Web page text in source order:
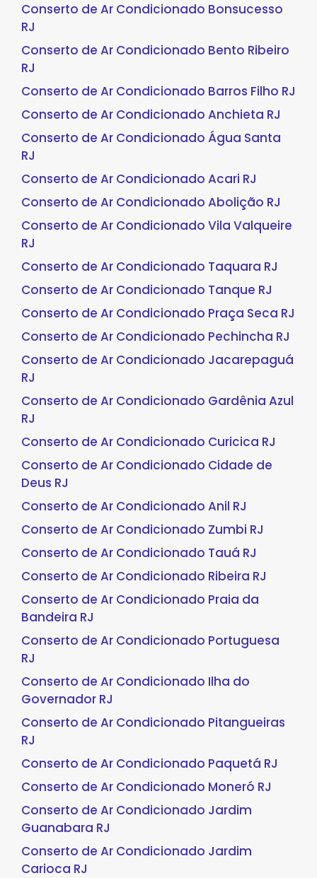
Conserto de Ar Condicionado Bonsucesso
RJ
Conserto de Ar Condicionado Bento Ribeiro
RJ
Conserto de Ar Condicionado Barros Filho RJ
Conserto de Ar Condicionado Anchieta RJ
Conserto de Ar Condicionado Água Santa
RJ
Conserto de Ar Condicionado Acari RJ
Conserto de Ar Condicionado Abolição RJ
Conserto de Ar Condicionado Vila Valqueire
RJ
Conserto de Ar Condicionado Taquara RJ
Conserto de Ar Condicionado Tanque RJ
Conserto de Ar Condicionado Praça Seca RJ
Conserto de Ar Condicionado Pechincha RJ
Conserto de Ar Condicionado Jacarepaguá
RJ
Conserto de Ar Condicionado Gardênia Azul
RJ
Conserto de Ar Condicionado Curicica RJ
Conserto de Ar Condicionado Cidade de
Deus RJ
Conserto de Ar Condicionado Anil RJ
Conserto de Ar Condicionado Zumbi RJ
Conserto de Ar Condicionado Tauá RJ
Conserto de Ar Condicionado Ribeira RJ
Conserto de Ar Condicionado Praia da
Bandeira RJ
Conserto de Ar Condicionado Portuguesa
RJ
Conserto de Ar Condicionado Ilha do
Governador RJ
Conserto de Ar Condicionado Pitangueiras
RJ
Conserto de Ar Condicionado Paquetá RJ
Conserto de Ar Condicionado Moneró RJ
Conserto de Ar Condicionado Jardim
Guanabara RJ
Conserto de Ar Condicionado Jardim
Carioca RJ